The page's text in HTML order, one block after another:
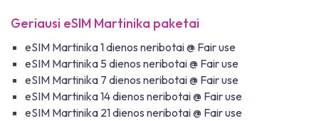
Geriausi eSIM Martinika paketai
eSIM Martinika 1 dienos neribotai @ Fair use
eSIM Martinika 5 dienos neribotai @ Fair use
eSIM Martinika 7 dienos neribotai @ Fair use
eSIM Martinika 14 dienos neribotai @ Fair use
eSIM Martinika 21 dienos neribotai @ Fair use